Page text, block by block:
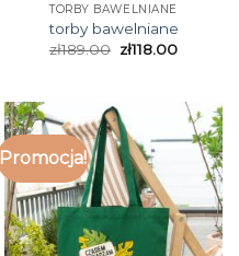
TORBY BAWELNIANE
torby bawelniane
zł189.00 zł118.00
Promocja!